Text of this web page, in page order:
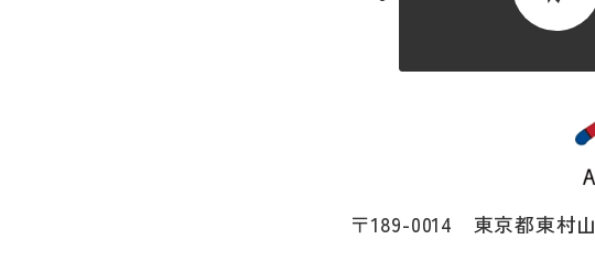
〒189-0014 東京都東村